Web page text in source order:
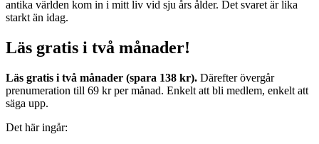
antika världen kom in i mitt liv vid sju års ålder. Det svaret är lika
starkt än idag.
Läs gratis i två månader!
Läs gratis i två månader (spara 138 kr). Därefter övergår
prenumeration till 69 kr per månad. Enkelt att bli medlem, enkelt att
säga upp.
Det här ingår: